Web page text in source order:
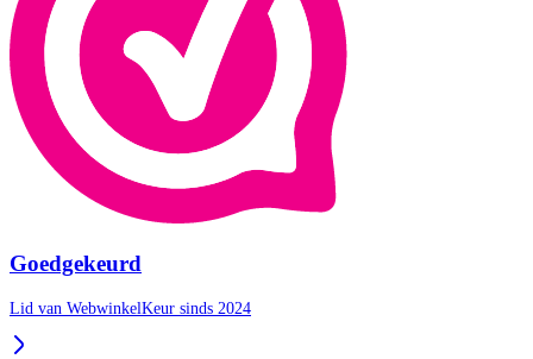
Goedgekeurd
Lid van WebwinkelKeur sinds 2024